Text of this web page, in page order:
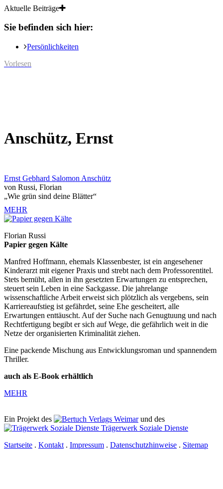
Aktuelle Beiträge
Sie befinden sich hier:
Persönlichkeiten
Vorlesen
Anschütz, Ernst
Ernst Gebhard Salomon Anschütz
von Russi, Florian
„Wie grün sind deine Blätter“
MEHR
Florian Russi
Papier gegen Kälte
Manfred Hoffmann, ehemals Klassenbester, ist ein angesehener
Kinderarzt mit eigener Praxis und strebt nach dem Professorentitel.
Stets bemüht, allen in ihn gesetzten Erwartungen zu entsprechen,
steuert sein Leben in eine Sackgasse. Die jahrelange
wissenschaftliche Arbeit erweist sich plötzlich als vergebens, sein
Karriereaufstieg ist gefährdet, seine Ehe gescheitert, alle
Erwartungen enttäuscht. Auf der Suche nach Genugtuung und nach
Rechtfertigung begibt er sich auf Wege, die gefährlich weit in die
Netze der organisierten Kriminalität ziehen.
Eine packende Mischung aus Entwicklungsroman und spannendem
Thriller.
auch als E-Book erhältlich
MEHR
Ein Projekt des Verlags Weimarund des
Trägerwerk Soziale Dienste
Startseite . Kontakt . Impressum . Datenschutzhinweise . Sitemap